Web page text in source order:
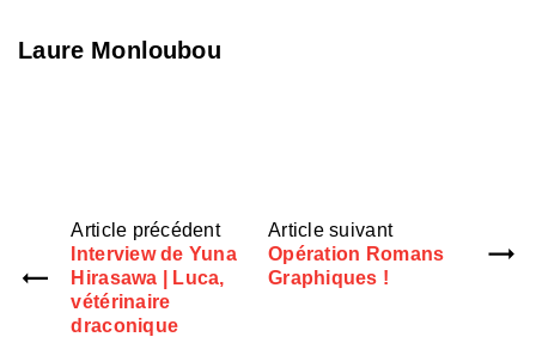
Laure Monloubou
Article précédent
Interview de Yuna
Hirasawa | Luca,
vétérinaire
draconique
Article suivant
Opération Romans
Graphiques !